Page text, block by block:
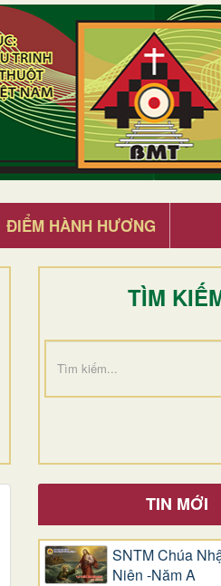
ĐIỂM HÀNH HƯƠNG
TÌM
TIN MỚI
SNTM Chúa
Niên -Năm A